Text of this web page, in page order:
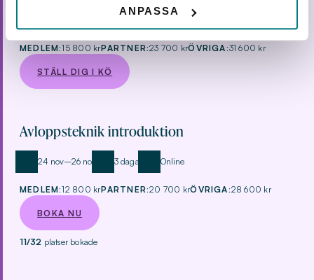
ANPASSA
MEDLEM:15 800 krPARTNER:23 700 krÖVRIGA:31 600 kr
STÄLL DIG I KÖ
Avloppsteknik introduktion
24 nov–26 nov 3 dagar Online
MEDLEM:12 800 krPARTNER:20 700 krÖVRIGA:28 600 kr
BOKA NU
11/32 platser bokade